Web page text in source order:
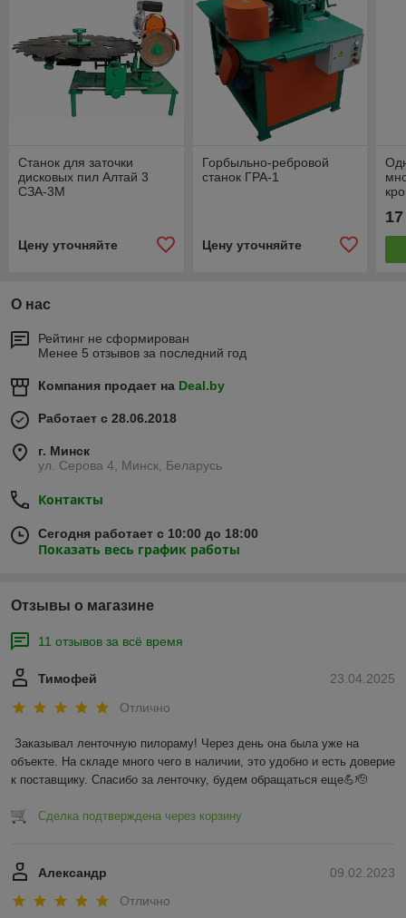
Станок для заточки
дисковых пил Алтай 3
СЗА-3М
Цену уточняйте
Горбыльно-ребровой
станок ГРА-1
Цену уточняйте
О нас
Рейтинг не сформирован
Менее 5 отзывов за последний год
Компания продает на Deal.by
Работает с 28.06.2018
г. Минск
ул. Серова 4, Минск, Беларусь
Контакты
Сегодня работает с 10:00 до 18:00
Показать весь график работы
Отзывы о магазине
11 отзывов за всё время
23.04.2025
Тимофей
Отлично
Заказывал ленточную пилораму! Через день она была уже на
объекте. На складе много чего в наличии, это удобно и есть доверие
к поставщику. Спасибо за ленточку, будем обращаться еще💪🫡
Сделка подтверждена через корзину
09.02.2023
Александр
Отлично